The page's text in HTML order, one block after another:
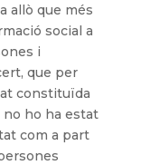
allò que més
social a
i
que per
constituïda
no ho ha estat
com a part